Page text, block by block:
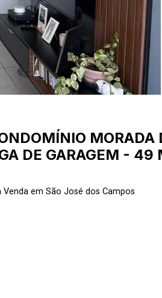
MORADA
DE GARAGEM - 49
Venda em São José dos Campos